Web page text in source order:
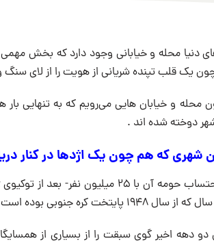
دنیا محله و خیابانی وجود دارد که بخش
یک قلب تپنده شریانی از هویت را از لای
محله و خیابان هایی می‌رویم که به
دوخته شده اند .
شهری که هم چون یک اژدها در کنار
شهری که با احتساب حومه آن با ۲۵
دهه اخیر گوی سبقت را از بسیاری از